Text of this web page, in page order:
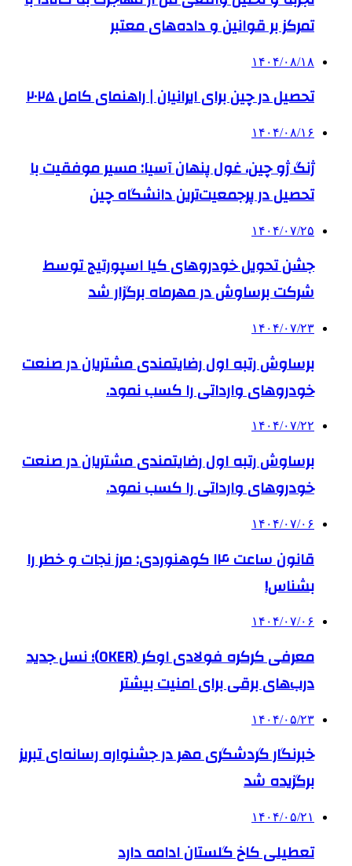
تمرکز بر قوانین و داده‌های معتبر
۱۴۰۴/۰۸/۱۸
تحصیل در چین برای ایرانیان | راهنمای کامل ۲۰۲۵
۱۴۰۴/۰۸/۱۶
ژنگ ژو چین، غول پنهان آسیا: مسیر موفقیت با
تحصیل در پرجمعیت‌ترین دانشگاه چین
۱۴۰۴/۰۷/۲۵
جشن تحویل خودروهای کیا اسپورتیج توسط
شرکت برساوش در مهرماه برگزار شد
۱۴۰۴/۰۷/۲۳
برساوش رتبه اول رضایتمندی مشتریان در صنعت
خودروهای وارداتی را کسب نمود.
۱۴۰۴/۰۷/۲۲
برساوش رتبه اول رضایتمندی مشتریان در صنعت
خودروهای وارداتی را کسب نمود.
۱۴۰۴/۰۷/۰۶
قانون ساعت ۱۴ کوهنوردی: مرز نجات و خطر را
بشناس!
۱۴۰۴/۰۷/۰۶
معرفی کرکره فولادی اوکر (OKER)؛ نسل جدید
درب‌های برقی برای امنیت بیشتر
۱۴۰۴/۰۵/۲۳
خبرنگار گردشگری مهر در جشنواره رسانه‌ای تبریز
برگزیده شد
۱۴۰۴/۰۵/۲۱
تعطیلی کاخ گلستان ادامه دارد